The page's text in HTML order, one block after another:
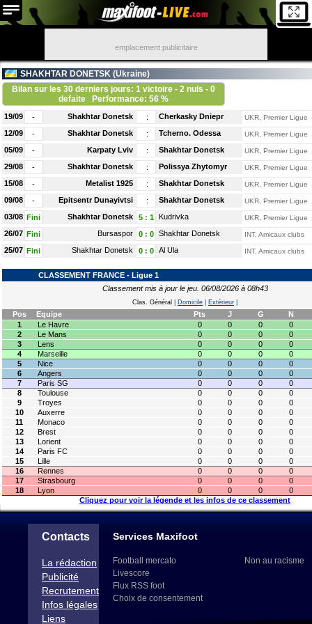
emplacement publicitaire
SHAKHTAR DONETSK (Ukraine)
Bilan sur les 30 derniers jours: 1 victoire - 2 nuls - 0
defaite
Performance: 56 %
19/09 - Shakhtar Donetsk : Cherkasky Dniepr UKR, Premier Ligue
12/09 - Shakhtar Donetsk : Tcherno. Odessa UKR, Premier Ligue
05/09 - Karpaty Lviv : Shakhtar Donetsk UKR, Premier Ligue
29/08 - Shakhtar Donetsk : Polissya Zhytomyr UKR, Premier Ligue
15/08 - Metalist 1925 : Shakhtar Donetsk UKR, Premier Ligue
09/08 - Epitsentr Dunayivtsi : Shakhtar Donetsk UKR, Premier Ligue
03/08 Fini Shakhtar Donetsk 5: 1 Kudrivka UKR, Premier Ligue
26/07 Fini Bursaspor 0: 0 Shakhtar Donetsk INT, Amicaux clubs
25/07 Fini Shakhtar Donetsk 0: 0 Al Ula INT, Amicaux clubs
CLASSEMENT FRANCE - Ligue 1
Classement mis à jour le jeu. 06/08/2026 à 08h43
Clas. Général Domicile Extérieur
Pos Equipe Pts J G
N
1
Le Havre 0 0 0
0
2
Le Mans 0 0 0
0
3
Lens 0 0 0
0
4
Marseille 0 0 0
0
5
Nice 0 0 0
0
6
Angers 0 0 0
0
7
Paris SG 0 0 0
0
8
Toulouse 0 0 0
0
9
Troyes 0 0 0
0
10
Auxerre 0 0 0
0
11
Monaco 0 0 0
0
12
Brest 0 0 0
0
13
Lorient 0 0 0
0
14
Paris FC 0 0 0
0
15
Lille 0 0 0
0
16
Rennes 0 0 0
0
17
Strasbourg 0 0 0
0
18
Lyon 0 0 0
0
Cliquez pour voir la légende et les infos de ce classement
Contacts
La rédaction
Publicité
Recrutement
Infos légales
Liens
Services Maxifoot
Football mercato
Livescore
Flux RSS foot
Choix de consentement
Non au racisme